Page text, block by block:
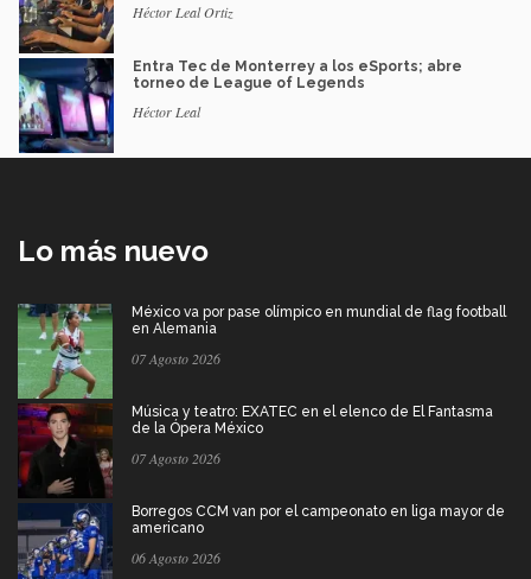
Héctor Leal Ortiz
Entra Tec de Monterrey a los eSports; abre
torneo de League of Legends
Héctor Leal
Lo más nuevo
México va por pase olímpico en mundial de flag football
en Alemania
07 Agosto 2026
Música y teatro: EXATEC en el elenco de El Fantasma
de la Ópera México
07 Agosto 2026
Borregos CCM van por el campeonato en liga mayor de
americano
06 Agosto 2026